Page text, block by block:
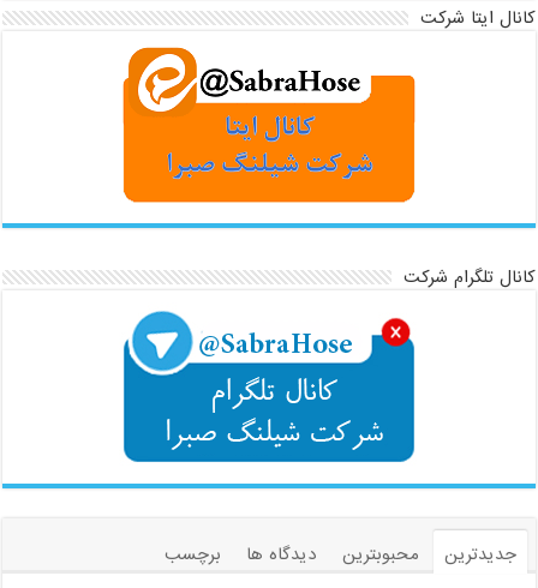
کانال ایتا شرکت
کانال تلگرام شرکت
جدیدترین محبوبترین دیدگاه ها
برچسب